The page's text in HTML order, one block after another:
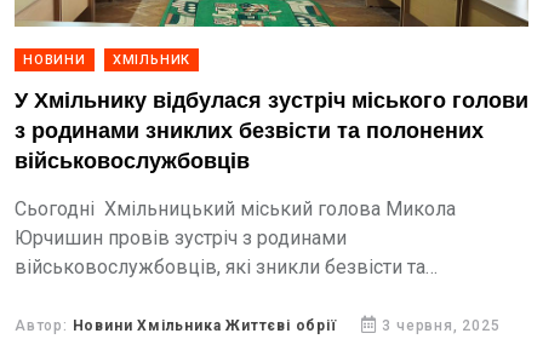
НОВИНИ ХМІЛЬНИК
У Хмільнику відбулася зустріч міського голови
з родинами зниклих безвісти та полонених
військовослужбовців
Сьогодні Хмільницький міський голова Микола
Юрчишин провів зустріч з родинами
військовослужбовців, які зникли безвісти та
Автор: Новини Хмільника Життєві обрії 3 червня, 2025